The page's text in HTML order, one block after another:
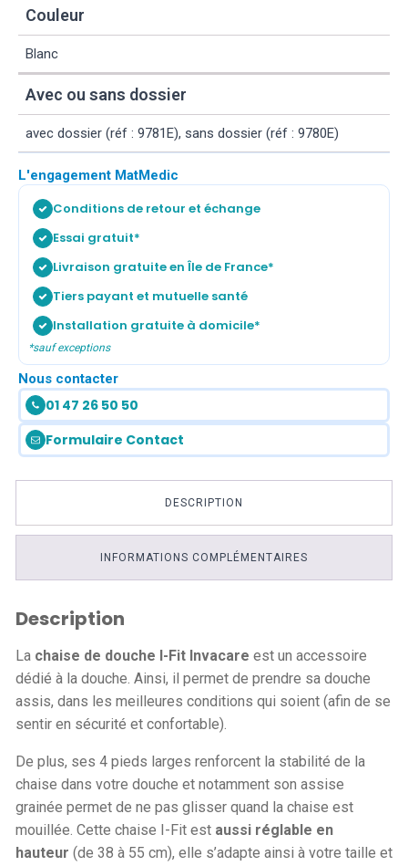
Couleur
Blanc
Avec ou sans dossier
avec dossier (réf : 9781E), sans dossier (réf : 9780E)
L'engagement MatMedic
Conditions de retour et échange
Essai gratuit*
Livraison gratuite en Île de France*
Tiers payant et mutuelle santé
Installation gratuite à domicile*
*sauf exceptions
Nous contacter
01 47 26 50 50
Formulaire Contact
DESCRIPTION
INFORMATIONS COMPLÉMENTAIRES
Description
Lachaise de douche I-Fit Invacare est un accessoire
dédié à la douche. Ainsi, il permet de prendre sa douche
assis, dans les meilleures conditions qui soient (afin de se
sentir en sécurité et confortable).
De plus, ses 4 pieds larges renforcent la stabilité de la
chaise dans votre douche et notamment son assise
grainée permet de ne pas glisser quand la chaise est
mouillée. Cette chaise I-Fit estaussi réglable en
hauteur (de 38 à 55 cm), elle s’adapte ainsi à votre taille et